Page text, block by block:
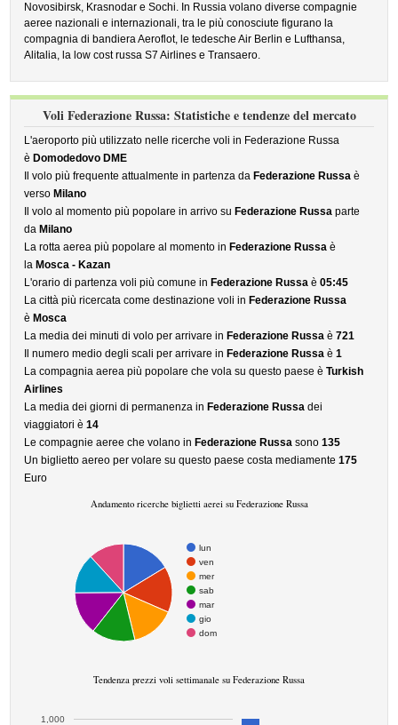
Novosibirsk, Krasnodar e Sochi. In Russia volano diverse compagnie
aeree nazionali e internazionali, tra le più conosciute figurano la
compagnia di bandiera Aeroflot, le tedesche Air Berlin e Lufthansa,
Alitalia, la low cost russa S7 Airlines e Transaero.
Voli Federazione Russa: Statistiche e tendenze del mercato
L'aeroporto più utilizzato nelle ricerche voli in Federazione Russa
è Domodedovo DME
Il volo più frequente attualmente in partenza da Federazione Russa è
verso Milano
Il volo al momento più popolare in arrivo su Federazione Russa parte
da Milano
La rotta aerea più popolare al momento in Federazione Russa è
la Mosca - Kazan
L'orario di partenza voli più comune in Federazione Russa è05:45
La città più ricercata come destinazione voli in Federazione Russa
è Mosca
La media dei minuti di volo per arrivare in Federazione Russa è721
Il numero medio degli scali per arrivare in Federazione Russa è1
La compagnia aerea più popolare che vola su questo paese èTurkish
Airlines
La media dei giorni di permanenza in Federazione Russa dei
viaggiatori è14
Le compagnie aeree che volano in Federazione Russa sono135
Un biglietto aereo per volare su questo paese costa mediamente175
Euro
Andamento ricerche biglietti aerei su Federazione Russa
lun
ven
mer
sab
mar
gio
dom
Tendenza prezzi voli settimanale su Federazione Russa
1,000